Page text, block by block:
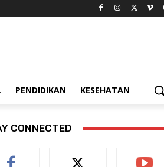
PENDIDIKAN KESEHATAN
CONNECTED